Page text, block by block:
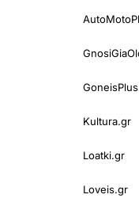
Kultura.gr
Loatki.gr
Loveis.gr